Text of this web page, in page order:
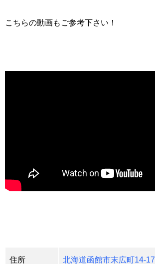
こちらの動画もご参考下さい！
住所 北海道函館市末広町14-17